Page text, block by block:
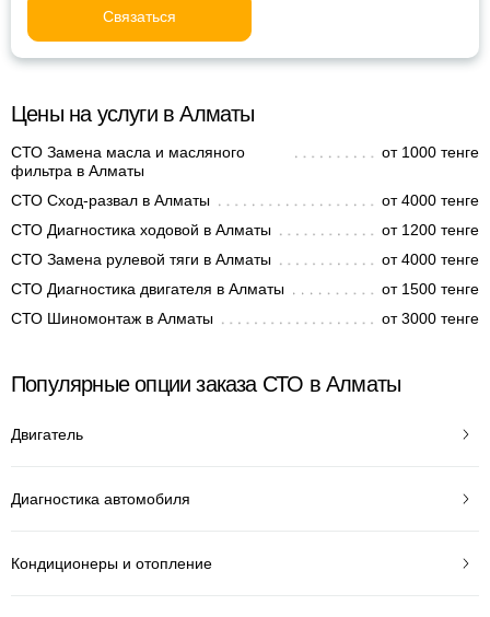
Связаться
Цены на услуги в Алматы
СТО Замена масла и масляного
фильтра в Алматы
от 1000 тенге
СТО Сход-развал в Алматы
от 4000 тенге
СТО Диагностика ходовой в Алматы
от 1200 тенге
СТО Замена рулевой тяги в Алматы
от 4000 тенге
СТО Диагностика двигателя в Алматы
от 1500 тенге
СТО Шиномонтаж в Алматы
от 3000 тенге
Популярные опции заказа СТО в Алматы
Двигатель
Диагностика автомобиля
Кондиционеры и отопление